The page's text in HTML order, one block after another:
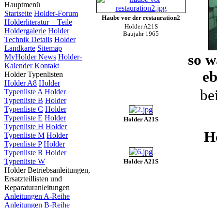
Hauptmenü
Startseite Holder-Forum
Holderliteratur + Teile
Holdergalerie Holder
Technik Details Holder
Landkarte Sitemap
MyHolder News Holder-
Kalender Kontakt
Holder Typenlisten
Holder A8 Holder
Typenliste A Holder
Typenliste B Holder
Typenliste C Holder
Typenliste E Holder
Typenliste H Holder
Typenliste M Holder
Typenliste P Holder
Typenliste R Holder
Typenliste W
Holder Betriebsanleitungen,
Ersatzteillisten und
Reparaturanleitungen
Anleitungen A-Reihe
Anleitungen B-Reihe
Haube vor der restauration2
Holder A21S
Baujahr 1965
so
Holder A21S
Holder A21S